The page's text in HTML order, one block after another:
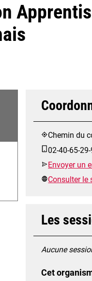
Chemin du
02-40-65-
Envoyer un
Consulter le
Les
Aucune
Cet